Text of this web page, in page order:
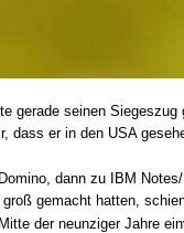
gerade seinen
er in den USA
dann zu IBM
gemacht hatten,
der neunziger Jahre